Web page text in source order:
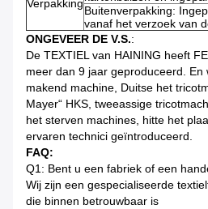
Verpakking
Buitenverpakking:
vanaf het verzoek van
ONGEVEER DE V.S.:
De TEXTIEL van HAINING heeft
meer dan 9 jaar geproduceerd. En
makend machine, Duitse het
Mayer“ HKS, tweeassige
het sterven machines, hitte het
ervaren technici geïntroduceerd.
FAQ:
Q1: Bent u een fabriek of een
Wij zijn een gespecialiseerde
die binnen betrouwbaar is